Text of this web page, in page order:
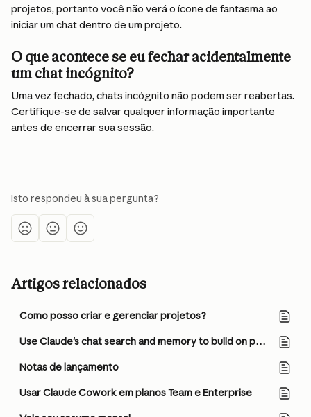
projetos, portanto você não verá o ícone de fantasma ao
iniciar um chat dentro de um projeto.
O que acontece se eu fechar acidentalmente
um chat incógnito?
Uma vez fechado, chats incógnito não podem ser reabertas.
Certifique-se de salvar qualquer informação importante
antes de encerrar sua sessão.
Isto respondeu à sua pergunta?
Artigos relacionados
Como posso criar e gerenciar projetos?
Use Claude's chat search and memory to build on previous context
Notas de lançamento
Usar Claude Cowork em planos Team e Enterprise